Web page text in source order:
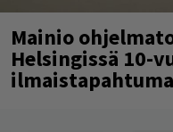
Mainio
Helsingissä 10-